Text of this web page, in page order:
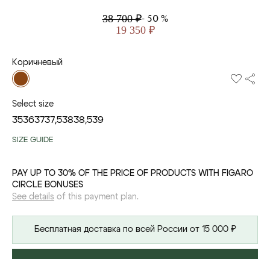
38 700 ₽- 50 %
19 350 ₽
Коричневый
Select size
35363737,53838,539
SIZE GUIDE
PAY UP TO 30% OF THE PRICE OF PRODUCTS WITH FIGARO
CIRCLE BONUSES
See details of this payment plan.
Бесплатная доставка по всей России от 15 000 ₽